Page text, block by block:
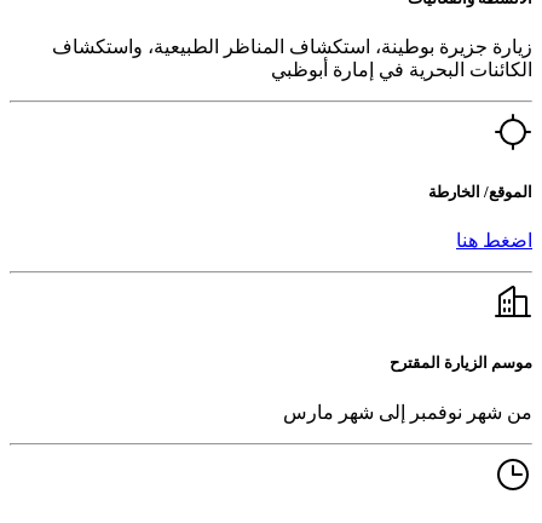
زيارة جزيرة بوطينة، استكشاف المناظر الطبيعية، واستكشاف
الكائنات البحرية في إمارة أبوظبي
الموقع/ الخارطة
اضغط هنا
موسم الزيارة المقترح
من شهر نوفمبر إلى شهر مارس